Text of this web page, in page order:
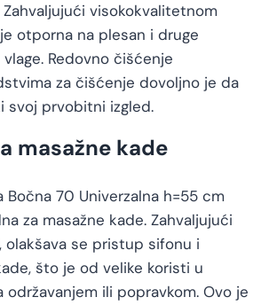
Zahvaljujući visokokvalitetnom
otporna na plesan i druge
Redovno čišćenje
za čišćenje dovoljno je da
svoj prvobitni izgled.
masažne kade
Bočna 70 Univerzalna h=55 cm
za masažne kade. Zahvaljujući
olakšava se pristup sifonu i
što je od velike koristi u
ili popravkom. Ovo je